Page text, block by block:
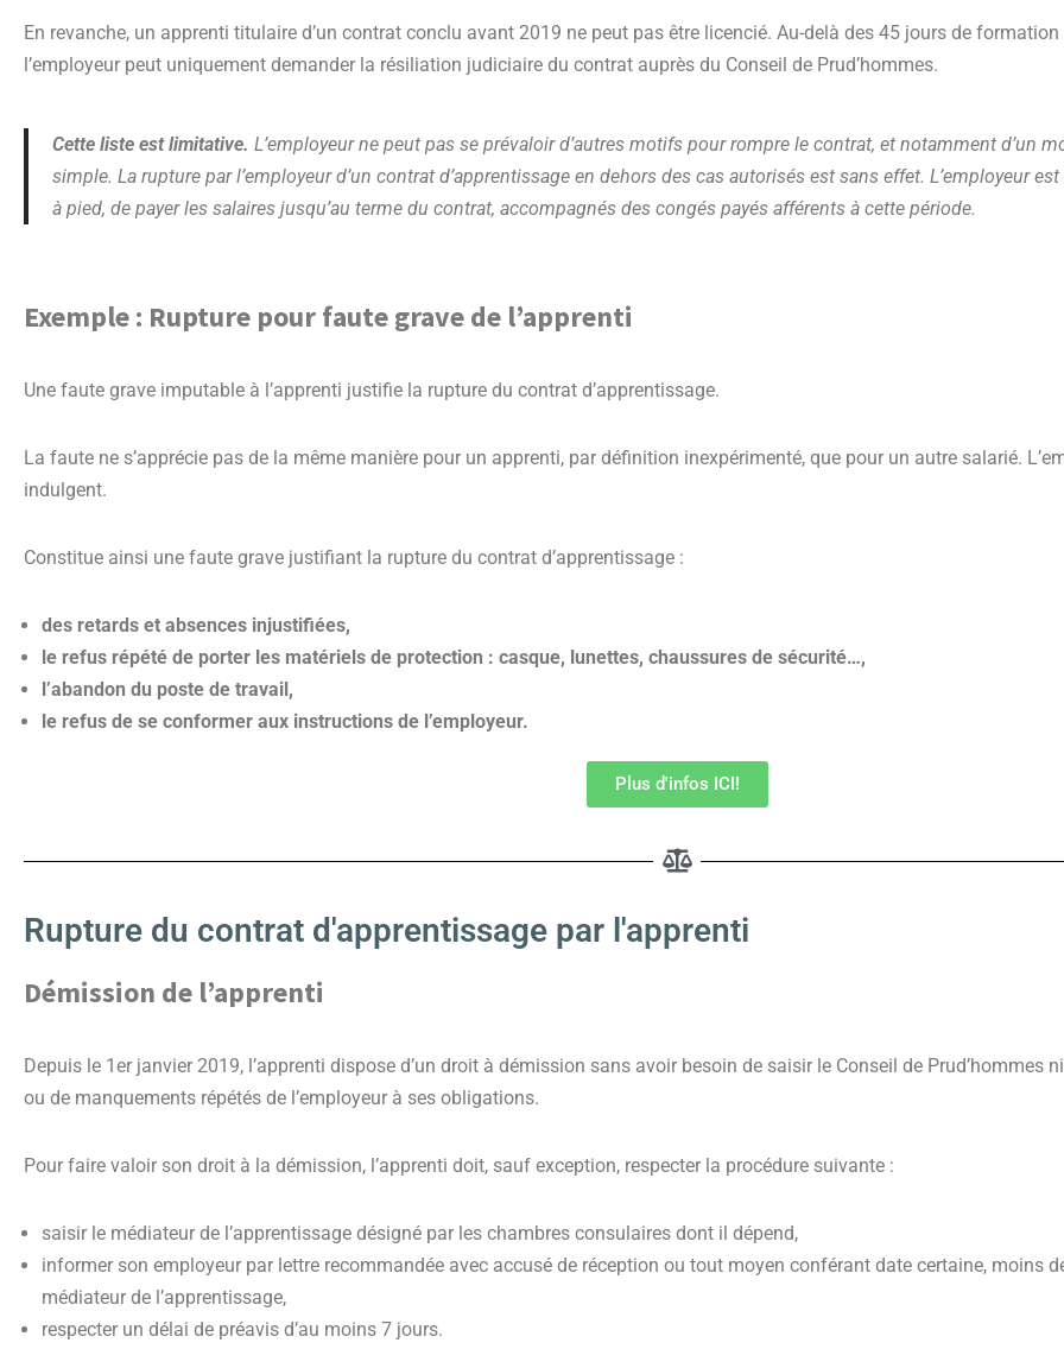
En revanche, un apprenti titulaire d’un contrat conclu avant 2019 ne peut pas être licencié. Au-delà des 45 jours de
l’employeur peut uniquement demander la résiliation judiciaire du contrat auprès du Conseil de Prud’hommes.
Cette liste est limitative. L’employeur ne peut pas se prévaloir d’autres motifs pour rompre le contrat, et notamment d’un
simple. La rupture par l’employeur d’un contrat d’apprentissage en dehors des cas autorisés est sans effet. L’employeur
à pied, de payer les salaires jusqu’au terme du contrat, accompagnés des congés payés afférents à cette période.
Exemple : Rupture pour faute grave de l’apprenti
Une faute grave imputable à l’apprenti justifie la rupture du contrat d’apprentissage.
La faute ne s’apprécie pas de la même manière pour un apprenti, par définition inexpérimenté, que pour un autre salarié.
indulgent.
Constitue ainsi une faute grave justifiant la rupture du contrat d’apprentissage :
des retards et absences injustifiées,
le refus répété de porter les matériels de protection : casque, lunettes, chaussures de sécurité…,
l’abandon du poste de travail,
le refus de se conformer aux instructions de l’employeur.
Plus d'infos ICI!
Rupture du contrat d'apprentissage par l'apprenti
Démission de l’apprenti
Depuis le 1er janvier 2019, l’apprenti dispose d’un droit à démission sans avoir besoin de saisir le Conseil de Prud’hommes
ou de manquements répétés de l’employeur à ses obligations.
Pour faire valoir son droit à la démission, l’apprenti doit, sauf exception, respecter la procédure suivante :
saisir le médiateur de l’apprentissage désigné par les chambres consulaires dont il dépend,
informer son employeur par lettre recommandée avec accusé de réception ou tout moyen conférant date certaine, moins
médiateur de l’apprentissage,
respecter un délai de préavis d’au moins 7 jours.